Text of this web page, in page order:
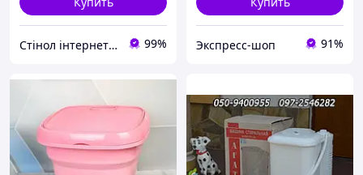
Стінол інтернет магазин 99% Экспресс-шоп 91%